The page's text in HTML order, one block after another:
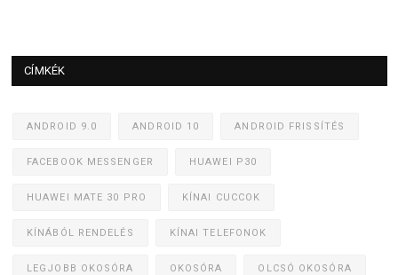
CÍMKÉK
ANDROID 9.0 ANDROID 10 ANDROID FRISSÍTÉS
FACEBOOK MESSENGER HUAWEI P30
HUAWEI MATE 30 PRO KÍNAI CUCCOK
KÍNÁBÓL RENDELÉS KÍNAI TELEFONOK
LEGJOBB OKOSÓRA OKOSÓRA OLCSÓ OKOSÓRA